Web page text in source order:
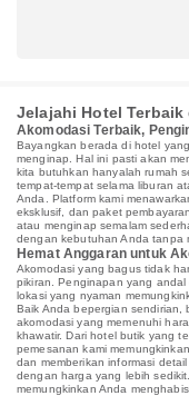
Jelajahi Hotel
Akomodasi Terbaik,
Bayangkan berada di hotel
menginap. Hal ini pasti akan
kita butuhkan hanyalah rumah
tempat-tempat selama liburan
Anda. Platform kami
eksklusif, dan paket
atau menginap semalam
dengan kebutuhan Anda tanpa
Hemat Anggaran untuk
Akomodasi yang bagus tidak
pikiran. Penginapan yang
lokasi yang nyaman
Baik Anda bepergian sendirian,
akomodasi yang memenuhi
khawatir. Dari hotel butik yang
pemesanan kami
dan memberikan informasi
dengan harga yang lebih
memungkinkan Anda